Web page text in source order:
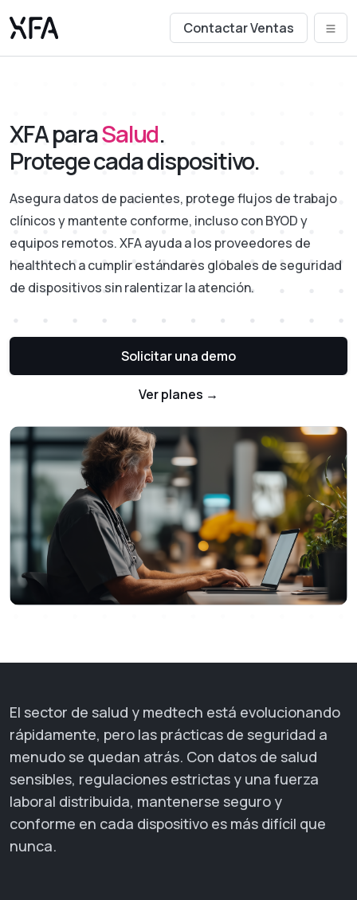
Contactar Ventas
XFA paraSalud.
Protege cada dispositivo.
Asegura datos de pacientes, protege flujos de trabajo
clínicos y mantente conforme, incluso con BYOD y
equipos remotos. XFA ayuda a los proveedores de
healthtech a cumplir estándares globales de seguridad
de dispositivos sin ralentizar la atención.
Solicitar una demo
Ver planes →
El sector de salud y medtech está evolucionando
rápidamente, pero las prácticas de seguridad a
menudo se quedan atrás. Con datos de salud
sensibles, regulaciones estrictas y una fuerza
laboral distribuida, mantenerse seguro y
conforme en cada dispositivo es más difícil que
nunca.